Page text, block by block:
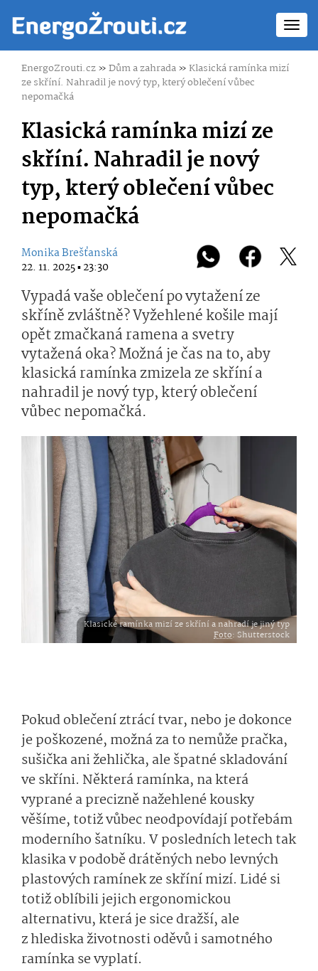
EnergoZrouti.cz»Dům a zahrada»Klasická ramínka mizí
ze skříní. Nahradil je nový typ, který oblečení vůbec
nepomačká
Klasická ramínka mizí ze
skříní. Nahradil je nový
typ, který oblečení vůbec
nepomačká
Monika Brešťanská
22. 11. 2025 ▪ 23:30
Vypadá vaše oblečení po vytažení ze
skříně zvláštně? Vyžehlené košile mají
opět zmačkaná ramena a svetry
vytažená oka? Možná je čas na to, aby
klasická ramínka zmizela ze skříní a
nahradil je nový typ, který oblečení
vůbec nepomačká.
Klasické ramínka mizí ze skříní a nahradí je jiný typ
Foto: Shutterstock
Pokud oblečení ztrácí tvar, nebo je dokonce
je poškozené, možná za to nemůže pračka,
sušička ani žehlička, ale špatné skladování
ve skříni. Některá ramínka, na která
vyprané a precizně nažehlené kousky
věšíme, totiž vůbec neodpovídají potřebám
moderního šatníku. V posledních letech tak
klasika v podobě drátěných nebo levných
plastových ramínek ze skříní mizí. Lidé si
totiž oblíbili jejich ergonomickou
alternativu, která je sice dražší, ale
z hlediska životnosti oděvů i samotného
ramínka se vyplatí.